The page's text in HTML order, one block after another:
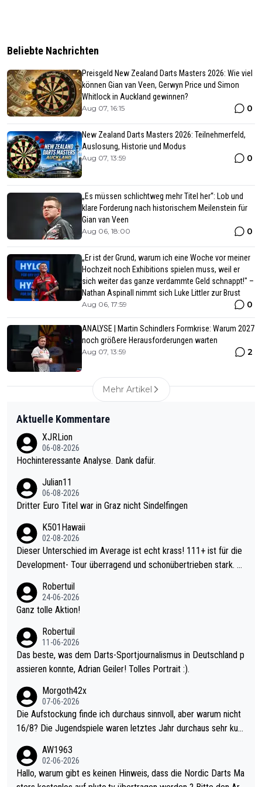
Beliebte Nachrichten
Preisgeld New Zealand Darts Masters 2026: Wie viel
können Gian van Veen, Gerwyn Price und Simon
Whitlock in Auckland gewinnen?
Aug 07, 16:15 0
New Zealand Darts Masters 2026: Teilnehmerfeld,
Auslosung, Historie und Modus
Aug 07, 13:59 0
„Es müssen schlichtweg mehr Titel her“: Lob und
klare Forderung nach historischem Meilenstein für
Gian van Veen
Aug 06, 18:00 0
„Er ist der Grund, warum ich eine Woche vor meiner
Hochzeit noch Exhibitions spielen muss, weil er
sich weiter das ganze verdammte Geld schnappt!" –
Nathan Aspinall nimmt sich Luke Littler zur Brust
Aug 06, 17:59 0
ANALYSE | Martin Schindlers Formkrise: Warum 2027
noch größere Herausforderungen warten
Aug 07, 13:59 2
Mehr Artikel
Aktuelle Kommentare
XJRLion
06-08-2026
Hochinteressante Analyse. Dank dafür.
Julian11
06-08-2026
Dritter Euro Titel war in Graz nicht Sindelfingen
K501Hawaii
02-08-2026
Dieser Unterschied im Average ist echt krass! 111+ ist für die
Development- Tour überragend und schonübertrieben stark. U
mal 40+ erst recht. Da gewinnst keinen Blumentopf - ist ja noc
h krasser wie ein Pokalspiel eines Kreisligisten vs einem Bund
Robertuil
24-06-2026
Ganz tolle Aktion!
Robertuil
11-06-2026
Das beste, was dem Darts-Sportjournalismus in Deutschland p
assieren konnte, Adrian Geiler! Tolles Portrait :).
Morgoth42x
07-06-2026
Die Aufstockung finde ich durchaus sinnvoll, aber warum nicht
16/8? Die Jugendspiele waren letztes Jahr durchaus sehr kurz
Allerdings ist Mitchell Lawrie als Nummer 1 der Welt eh qualifi
ziert. Somit ändert die automatische Qualifikation des Weltmei
sters erstmal nichts. Ich denke sie wollen damit für nächstes J
AW1963
02-06-2026
Hallo, warum gibt es keinen Hinweis, dass die Nordic Darts Ma